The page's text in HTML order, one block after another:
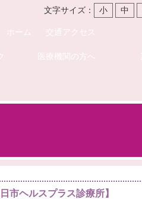
文字サイズ： 小 中
ホーム 交通アクセス
医療機関の方へ
市ヘルスプラス診療所】